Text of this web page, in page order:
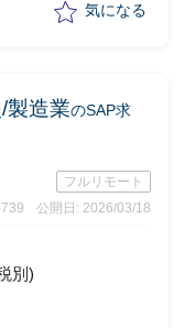
の設計・実装面の問
気になる
製造業のSAP求
フルリモート
公開日: 2026/03/18
別)